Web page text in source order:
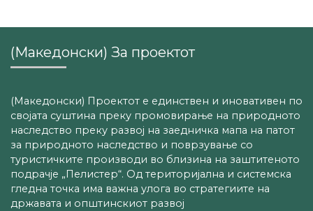
(Македонски) За проектот
(Македонски) Проектот е единствен и иновативен по
својата суштина преку промовирање на природното
наследство преку развој на заедничка мапа на патот
за природното наследство и поврзување со
туристичките производи во близина на заштитеното
подрачје „Пелистер“. Од територијална и системска
гледна точка има важна улога во стратегиите на
државата и општинскиот развој